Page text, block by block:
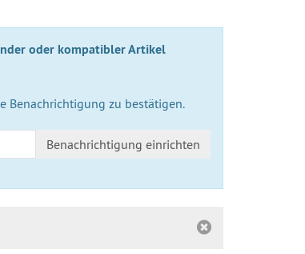
oder kompatibler Artikel
Benachrichtigung zu bestätigen.
Benachrichtigung einrichten